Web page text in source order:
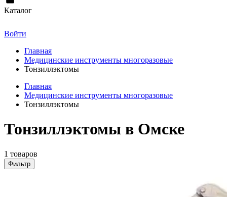
Каталог
Войти
Главная
Медицинские инструменты многоразовые
Тонзиллэктомы
Главная
Медицинские инструменты многоразовые
Тонзиллэктомы
Тонзиллэктомы в Омске
1 товаров
Фильтр